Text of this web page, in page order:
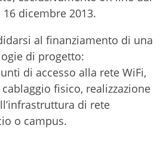
dicembre 2013.
al finanziamento di una
di progetto:
di accesso alla rete WiFi,
fisico, realizzazione
di rete
o campus.